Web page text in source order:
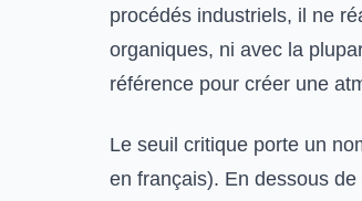
procédés industriels, il ne
organiques, ni avec la
référence pour créer une
Le seuil critique porte un
en français). En dessous